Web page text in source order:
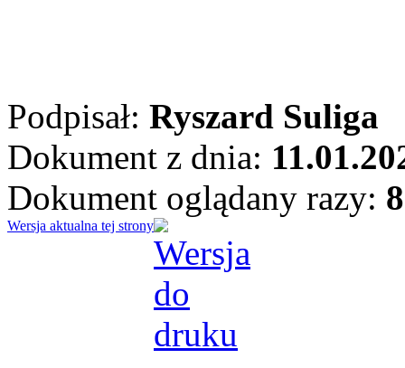
Podpisał: Ryszard Suliga
Dokument z dnia:
Dokument oglądany razy:
Wersja aktualna tej strony